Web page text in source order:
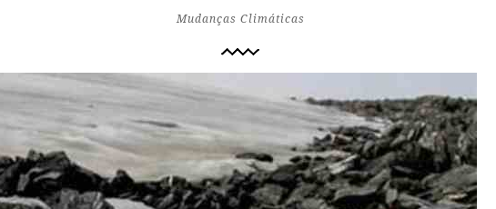
Mudanças Climáticas